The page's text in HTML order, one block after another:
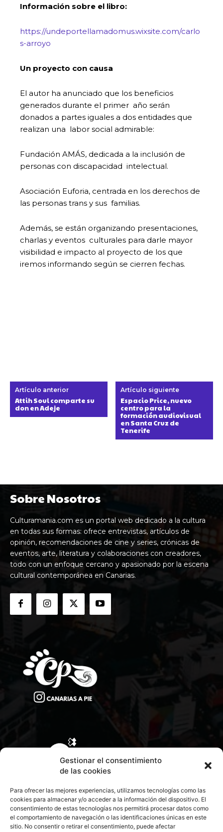
Gestionar el consentimiento
de las cookies
Para ofrecer las mejores experiencias, utilizamos tecnologías como las
cookies para almacenar y/o acceder a la información del dispositivo. El
consentimiento de estas tecnologías nos permitirá procesar datos como
el comportamiento de navegación o las identificaciones únicas en este
sitio. No consentir o retirar el consentimiento, puede afectar
Información sobre el libro:
https://undeportellamadomus.wixsite.com/carlo
s-arroyo
Un proyecto con causa
El autor ha anunciado que los beneficios
generados durante el primer año serán
donados a partes iguales a dos entidades que
realizan una labor social admirable:
Fundación AMÁS, dedicada a la inclusión de
personas con discapacidad intelectual.
Asociación Euforia, centrada en los derechos de
las personas trans y sus familias.
Además, se están organizando presentaciones,
charlas y eventos culturales para darle mayor
visibilidad e impacto al proyecto de los que
iremos informando según se cierren fechas.
Artículo anterior
Attih Soul comparte su
don en Adeje
Artículo siguiente
Espacio Price, nuevo
centro para la
formación audiovisual
en Santa Cruz de
Tenerife
Sobre Nosotros
Culturamania.com es un portal web dedicado a la cultura
en todas sus formas: ofrece entrevistas, artículos de
opinión, recomendaciones de cine y series, crónicas de
eventos, arte, literatura y colaboraciones con creadores,
todo con un enfoque cercano y apasionado por la escena
cultural contemporánea en Canarias.